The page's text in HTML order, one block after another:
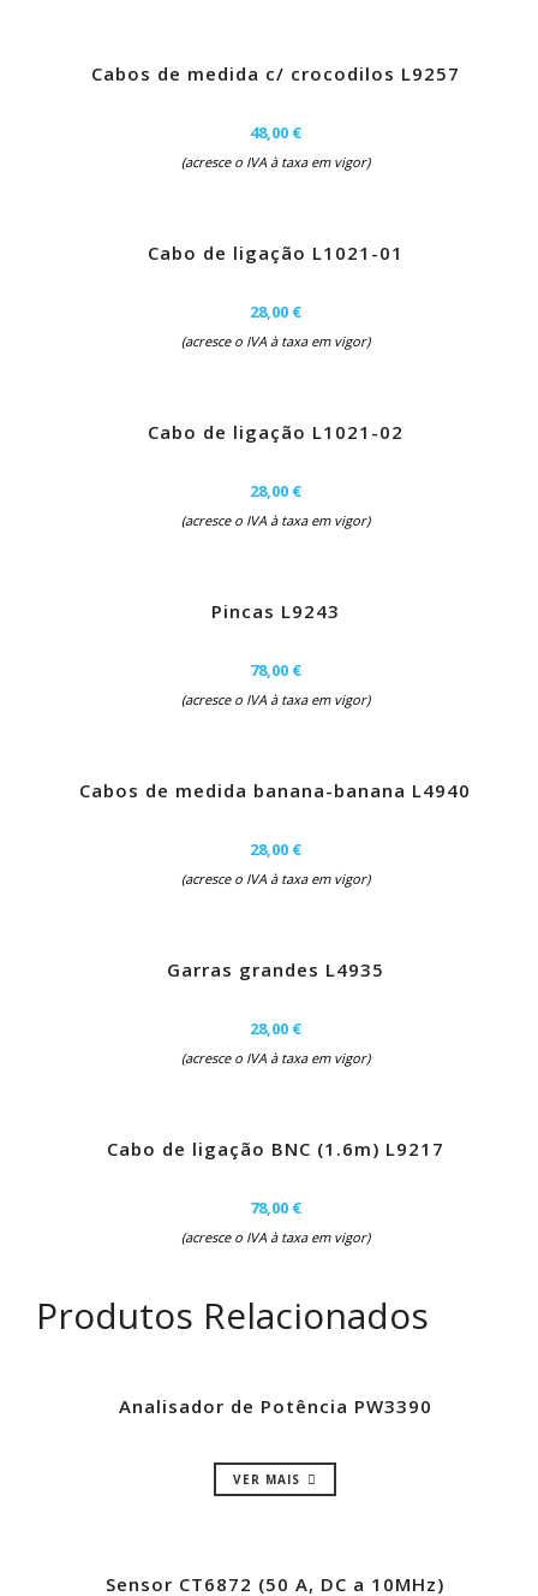
Cabos de medida c/ crocodilos L9257
48,00 €
(acresce o IVA à taxa em vigor)
Cabo de ligação L1021-01
28,00 €
(acresce o IVA à taxa em vigor)
Cabo de ligação L1021-02
28,00 €
(acresce o IVA à taxa em vigor)
Pincas L9243
78,00 €
(acresce o IVA à taxa em vigor)
Cabos de medida banana-banana L4940
28,00 €
(acresce o IVA à taxa em vigor)
Garras grandes L4935
28,00 €
(acresce o IVA à taxa em vigor)
Cabo de ligação BNC (1.6m) L9217
78,00 €
(acresce o IVA à taxa em vigor)
Produtos Relacionados
Analisador de Potência PW3390
VER MAIS
Sensor CT6872 (50 A, DC a 10MHz)